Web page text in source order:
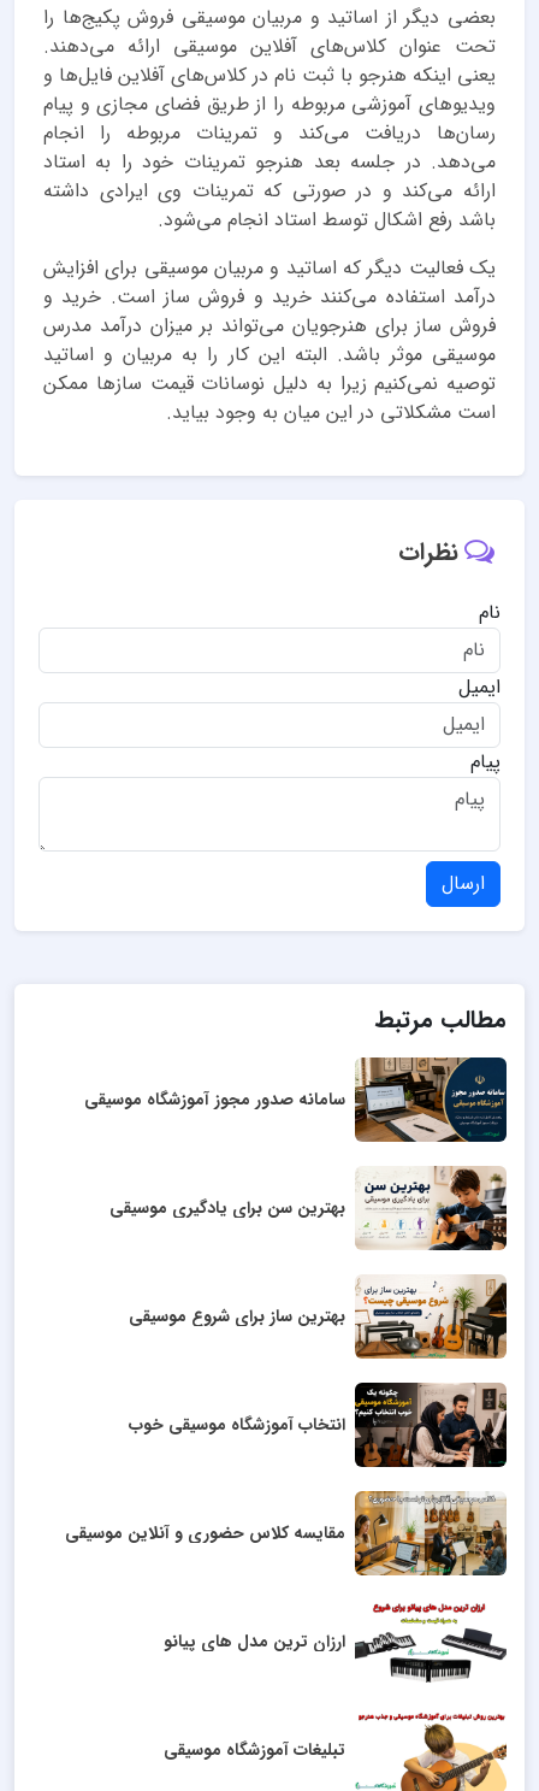
بعضی دیگر از اساتید و مربیان موسیقی فروش پکیج‌ها را
تحت عنوان کلاس‌های آفلاین موسیقی ارائه می‌دهند.
یعنی اینکه هنرجو با ثبت نام در کلاس‌های آفلاین فایل‌ها و
ویدیوهای آموزشی مربوطه را از طریق فضای مجازی و پیام
رسان‌ها دریافت می‌کند و تمرینات مربوطه را انجام
می‌دهد. در جلسه بعد هنرجو تمرینات خود را به استاد
ارائه می‌کند و در صورتی که تمرینات وی ایرادی داشته
باشد رفع اشکال توسط استاد انجام می‌شود.
یک فعالیت دیگر که اساتید و مربیان موسیقی برای افزایش
درآمد استفاده می‌کنند خرید و فروش ساز است. خرید و
فروش ساز برای هنرجویان می‌تواند بر میزان درآمد مدرس
موسیقی موثر باشد. البته این کار را به مربیان و اساتید
توصیه نمی‌کنیم زیرا به دلیل نوسانات قیمت سازها ممکن
است مشکلاتی در این میان به وجود بیاید.
نظرات
نام
ایمیل
پیام
ارسال
مطالب مرتبط
سامانه صدور مجوز آموزشگاه موسیقی
بهترین سن برای یادگیری موسیقی
بهترین ساز برای شروع موسیقی
انتخاب آموزشگاه موسیقی خوب
مقایسه کلاس حضوری و آنلاین موسیقی
ارزان ترین مدل های پیانو
تبلیغات آموزشگاه موسیقی